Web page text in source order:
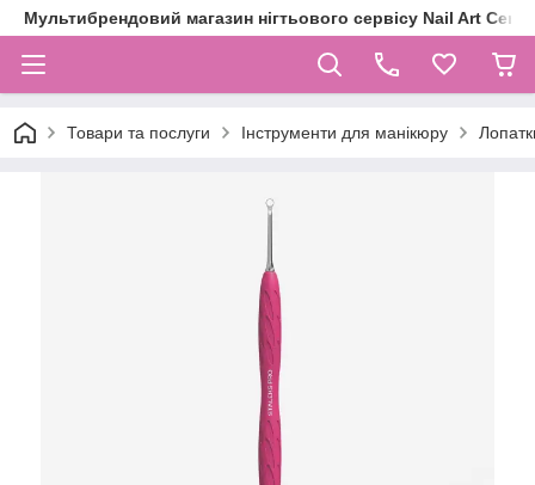
Мультибрендовий магазин нігтьового сервісу Nail Art
Товари та послуги Інструменти для манікюру